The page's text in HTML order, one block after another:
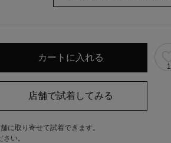
1
に取り寄せて試着できます。
い。